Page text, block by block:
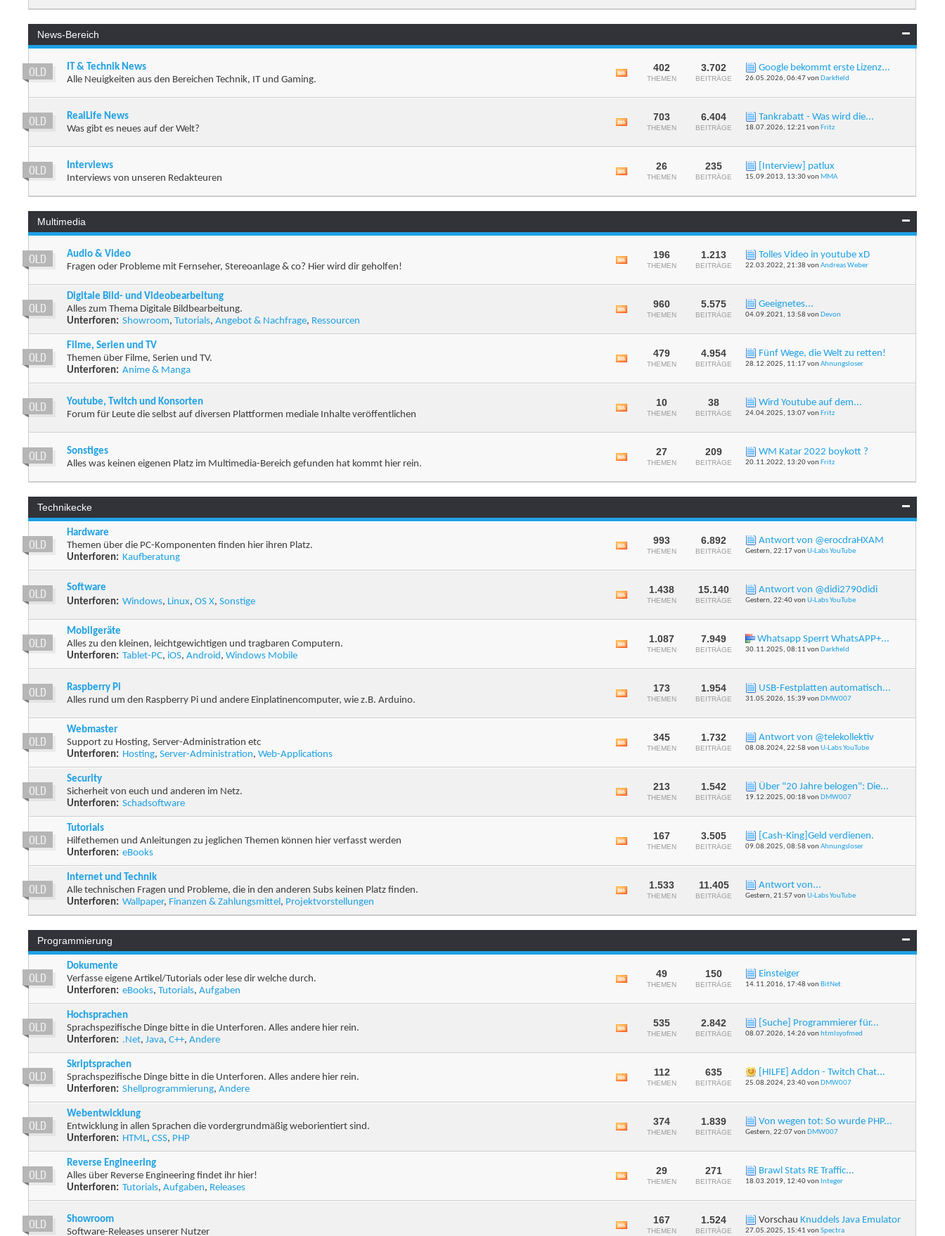
dieses
News-Bereich
IT & Technik News
Alle Neuigkeiten aus den Bereichen Technik, IT und Gaming.
RSS-
dieses
anzeigen
402
THEMEN
3.702
BEITRÄGE
Google bekommt erste Lizenz...
26.05.2026,06:47von Darkfield
RealLife News
Was gibt es neues auf der Welt?
RSS-
dieses
anzeigen
703
THEMEN
6.404
BEITRÄGE
Tankrabatt - Was wird die...
18.07.2026, 12:21 von Fritz
Interviews
Interviews von unseren Redakteuren
RSS-
dieses
26
THEMEN
235
BEITRÄGE
[Interview] patlux
15.09.2013, 13:30von MMA
Multimedia
Audio & Video
Fragen oder Probleme mit Fernseher, Stereoanlage & co? Hier wird dir geholfen!
RSS-
dieses
anzeigen
196
THEMEN
1.213
BEITRÄGE
Tolles Video in youtube xD
22.03.2022,21:38 vonAndreas Weber
Digitale Bild- und Videobearbeitung
Alles zum Thema Digitale Bildbearbeitung.
Unterforen: Showroom, Tutorials, Angebot & Nachfrage, Ressourcen
RSS-
dieses
anzeigen
960
THEMEN
5.575
BEITRÄGE
Geeignetes...
04.09.2021, 13:58 von Devon
Filme, Serien und TV
Themen über Filme, Serien und TV.
Unterforen: Anime & Manga
RSS-
dieses
anzeigen
479
THEMEN
4.954
BEITRÄGE
Fünf Wege, die Welt zu retten!
28.12.2025, 11:17vonAhnungsloser
Youtube, Twitch und Konsorten
Forum für Leute die selbst auf diversen Plattformen mediale Inhalte veröffentlichen
RSS-
dieses
anzeigen
10
THEMEN
38
BEITRÄGE
Wird Youtube auf dem...
24.04.2025, 13:07von Fritz
Sonstiges
Alles was keinen eigenen Platz im Multimedia-Bereich gefunden hat kommt hier rein.
RSS-
dieses
27
THEMEN
209
BEITRÄGE
WM Katar 2022 boykott ?
20.11.2022, 13:20von Fritz
Technikecke
Hardware
Themen über die PC-Komponenten finden hier ihren Platz.
Unterforen: Kaufberatung
RSS-
dieses
anzeigen
993
THEMEN
6.892
BEITRÄGE
Antwort von @erocdraHXAM
Gestern,22:17vonU-Labs YouTube
Software
Unterforen: Windows, Linux, OS X, Sonstige
RSS-
dieses
anzeigen
1.438
THEMEN
15.140
BEITRÄGE
Antwort von @didi2790didi
Gestern,22:40vonU-Labs YouTube
Mobilgeräte
Alles zu den kleinen, leichtgewichtigen und tragbaren Computern.
Unterforen: Tablet-PC, iOS, Android, Windows Mobile
RSS-
dieses
anzeigen
1.087
THEMEN
7.949
BEITRÄGE
Whatsapp Sperrt WhatsAPP+...
30.11.2025,08:11 von Darkfield
Raspberry Pi
Alles rund um den Raspberry Pi und andere Einplatinencomputer, wie z.B. Arduino.
RSS-
dieses
anzeigen
173
THEMEN
1.954
BEITRÄGE
USB-Festplatten automatisch...
31.05.2026, 15:39von DMW007
Webmaster
Support zu Hosting, Server-Administration etc
Unterforen: Hosting, Server-Administration, Web-Applications
RSS-
dieses
anzeigen
345
THEMEN
1.732
BEITRÄGE
Antwort von @telekollektiv
08.08.2024,22:58 vonU-Labs YouTube
Security
Sicherheit von euch und anderen im Netz.
Unterforen: Schadsoftware
RSS-
dieses
anzeigen
213
THEMEN
1.542
BEITRÄGE
Über "20 Jahre belogen": Die...
19.12.2025,00:18 von DMW007
Tutorials
Hilfethemen und Anleitungen zu jeglichen Themen können hier verfasst werden
Unterforen: eBooks
RSS-
dieses
anzeigen
167
THEMEN
3.505
BEITRÄGE
[Cash-King]Geld verdienen.
09.08.2025,08:58 vonAhnungsloser
Internet und Technik
Alle technischen Fragen und Probleme, die in den anderen Subs keinen Platz finden.
Unterforen: Wallpaper, Finanzen & Zahlungsmittel, Projektvorstellungen
RSS-
dieses
1.533
THEMEN
11.405
BEITRÄGE
Antwort von...
Gestern,21:57vonU-Labs YouTube
Programmierung
Dokumente
Verfasse eigene Artikel/Tutorials oder lese dir welche durch.
Unterforen: eBooks, Tutorials, Aufgaben
RSS-
dieses
anzeigen
49
THEMEN
150
BEITRÄGE
Einsteiger
14.11.2016, 17:48 von BitNet
Hochsprachen
Sprachspezifische Dinge bitte in die Unterforen. Alles andere hier rein.
Unterforen: .Net, Java, C++, Andere
RSS-
dieses
anzeigen
535
THEMEN
2.842
BEITRÄGE
[Suche] Programmierer für...
08.07.2026, 14:26von htmlsyofmed
Skriptsprachen
Sprachspezifische Dinge bitte in die Unterforen. Alles andere hier rein.
Unterforen: Shellprogrammierung, Andere
RSS-
dieses
anzeigen
112
THEMEN
635
BEITRÄGE
[HILFE] Addon - Twitch Chat...
25.08.2024,23:40von DMW007
Webentwicklung
Entwicklung in allen Sprachen die vordergrundmäßig weborientiert sind.
Unterforen: HTML, CSS, PHP
RSS-
dieses
anzeigen
374
THEMEN
1.839
BEITRÄGE
Von wegen tot: So wurde PHP...
Gestern,22:07von DMW007
Reverse Engineering
Alles über Reverse Engineering findet ihr hier!
Unterforen: Tutorials, Aufgaben, Releases
RSS-
dieses
anzeigen
29
THEMEN
271
BEITRÄGE
Brawl Stats RE Traffic...
18.03.2019, 12:40von Integer
Showroom
Software-Releases unserer Nutzer
RSS-
167
THEMEN
1.524
BEITRÄGE
Vorschau Knuddels Java Emulator
27.05.2025, 15:41 vonSpectra